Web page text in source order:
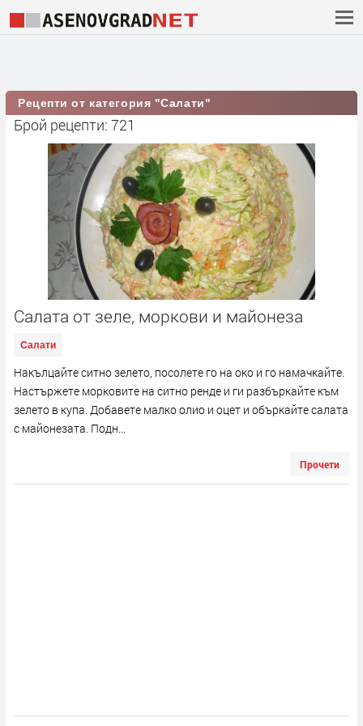
Рецепти от категория "Салати"
Брой рецепти: 721
Салата от зеле, моркови и майонеза
Салати
Накълцайте ситно зелето, посолете го на око и го намачкайте.
Настържете морковите на ситно ренде и ги разбъркайте към
зелето в купа. Добавете малко олио и оцет и объркайте салата
с майонезата. Подн...
Прочети